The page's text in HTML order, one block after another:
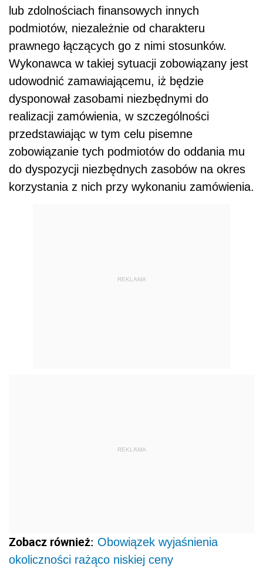
lub zdolnościach finansowych innych
podmiotów, niezależnie od charakteru
prawnego łączących go z nimi stosunków.
Wykonawca w takiej sytuacji zobowiązany jest
udowodnić zamawiającemu, iż będzie
dysponował zasobami niezbędnymi do
realizacji zamówienia, w szczególności
przedstawiając w tym celu pisemne
zobowiązanie tych podmiotów do oddania mu
do dyspozycji niezbędnych zasobów na okres
korzystania z nich przy wykonaniu zamówienia.
REKLAMA
REKLAMA
Zobacz również: Obowiązek wyjaśnienia
okoliczności rażąco niskiej ceny